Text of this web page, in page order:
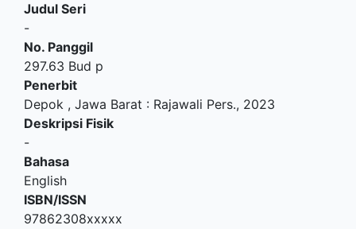
Judul Seri
-
No. Panggil
297.63 Bud p
Penerbit
Depok , Jawa Barat : Rajawali Pers., 2023
Deskripsi Fisik
-
Bahasa
English
ISBN/ISSN
97862308xxxxx